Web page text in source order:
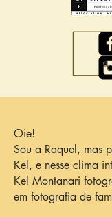
Oie!
Sou a Raquel, mas
Kel, e nesse clima
Kel Montanari
em fotografia de